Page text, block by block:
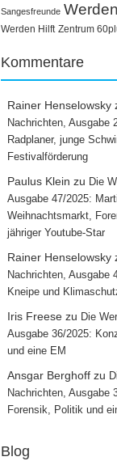
Sangesfreunde
Werden Hilft Zentrum
Kommentare
Rainer Henselowsky
Nachrichten, Ausgabe
Radplaner, junge
Festivalförderung
Paulus Klein zu Die
Ausgabe 47/2025:
Weihnachtsmarkt,
jähriger Youtube-Star
Rainer Henselowsky
Nachrichten, Ausgabe
Kneipe und
Iris Freese zu Die
Ausgabe 36/2025:
und eine EM
Ansgar Berghoff zu
Nachrichten, Ausgabe
Forensik, Politik und
Blog